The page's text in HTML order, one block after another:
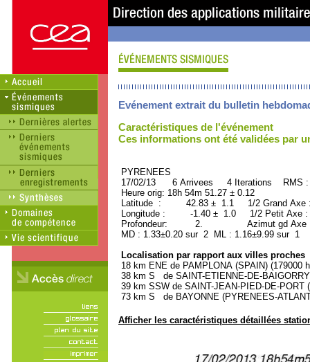
Evénement extrait du bulletin
Caractéristiques de l'événement
Ces informations ont été validées par
PYRENEES ORID :
17/02/13 6 Arrivees 4 Iterations RMS
Heure orig: 18h 54m 51.27 ± 0.12
Latitude : 42.83 ± 1.1 1/2 Grand
Longitude : -1.40 ± 1.0 1/2 Petit Axe
Profondeur: 2. Azimut gd Axe :
MD : 1.33±0.20 sur 2 ML : 1.16±9.99 sur 1
Localisation par rapport aux villes proches
18 km ENE de PAMPLONA (SPAIN) (179000
38 km S de SAINT-ETIENNE-DE-
39 km SSW de SAINT-JEAN-PIED-DE-PORT
73 km S de BAYONNE (PYRENEES-
Afficher les caractéristiques détaillées